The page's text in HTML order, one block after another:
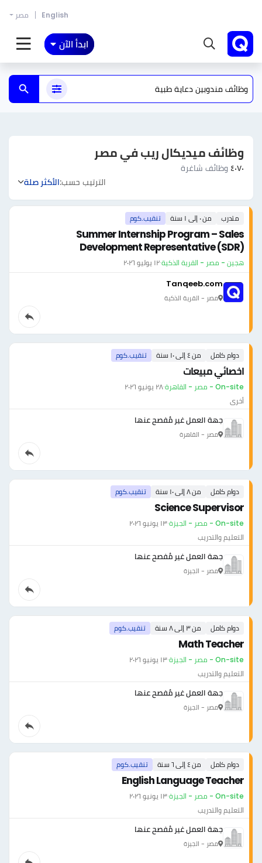
English مصر
ابدأ الآن
وظائف ميديكال ريب في مصر
٤٠٧٠ وظائف شاغرة
الترتيب حسب:الأكثر صلة
متدرب من ٠ إلى ١ سنة تنقيب.كوم
Summer Internship Program – Sales
Development Representative (SDR)
هجين - مصر - القرية الذكية·١٢ يوليو ٢٠٢٦
Tanqeeb.com
مصر - القرية الذكية
دوام كامل من ٤ إلى ١٠ سنة تنقيب.كوم
اخصائي مبيعات
On-site - مصر - القاهرة ·٢٨ يونيو ٢٠٢٦
أخرى
جهة العمل غير مُفصح عنها
مصر - القاهرة
دوام كامل من ٨ إلى ١٠ سنة تنقيب.كوم
Science Supervisor
On-site - مصر - الجيزة ·١٣ يونيو ٢٠٢٦
التعليم والتدريب
جهة العمل غير مُفصح عنها
مصر - الجيزة
دوام كامل من ٣ إلى ٨ سنة تنقيب.كوم
Math Teacher
On-site - مصر - الجيزة ·١٣ يونيو ٢٠٢٦
التعليم والتدريب
جهة العمل غير مُفصح عنها
مصر - الجيزة
دوام كامل من ٤ إلى ٦ سنة تنقيب.كوم
English Language Teacher
On-site - مصر - الجيزة ·١٣ يونيو ٢٠٢٦
التعليم والتدريب
جهة العمل غير مُفصح عنها
مصر - الجيزة